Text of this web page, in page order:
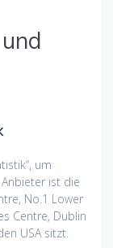
um
ist die
No.1 Lower
Centre, Dublin
USA sitzt.